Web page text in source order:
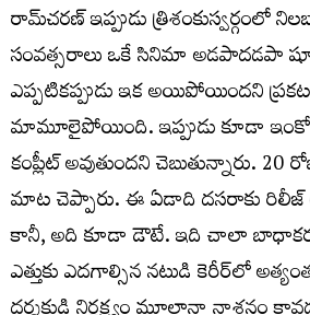
రామ్చరణ్ఇప్పుడు త్రిశంకుస్వర్గంలో
సంవత్సరాలు ఒకే సినిమా అడపాదడపా
ఎప్పటికప్పుడు ఇక అయిపోయిందని
మామూలైపోయింది. ఇప్పుడు కూడా
కంప్లీట్ అవుతుందని చెబుతున్నారు. 20
మాట చెప్పారు. ఈ ఏడాది దసరాకు రిలీజ్
కానీ, అది కూడా డౌటే. ఇది చాలా
ఎత్తుకు ఎదగాల్సిన నటుడి కెరీర్లో